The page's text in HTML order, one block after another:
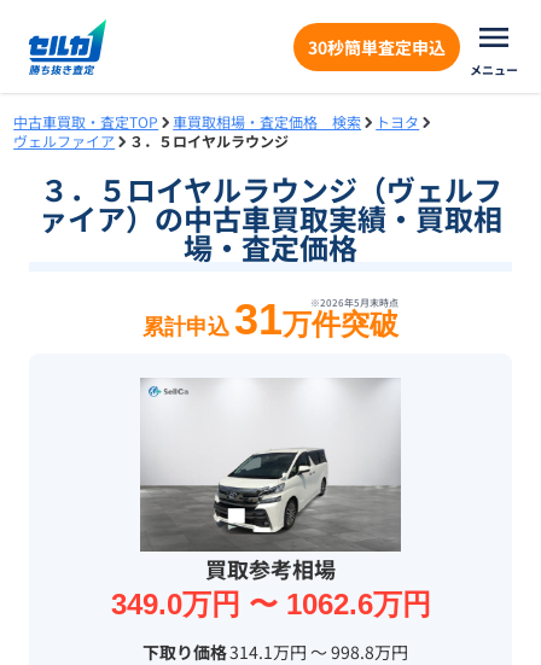
30秒簡単査定申込
メニュー
中古車買取・査定TOP 車買取相場・査定価格 検索
トヨタ
ヴェルファイア
３．５ロイヤルラウンジ
３．５ロイヤルラウンジ（ヴェルフ
ァイア）の中古車買取実績・買取相
場・査定価格
※2026年5月末時点
累計申込 31万件突破
買取参考相場
349.0万円 〜 1062.6万円
下取り価格314.1万円 〜 998.8万円